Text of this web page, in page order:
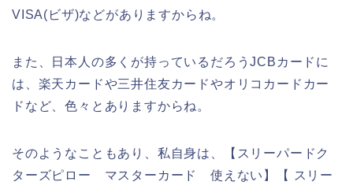
VISA(ビザ)などがありますからね。
また、日本人の多くが持っているだろうJCBカードに
は、楽天カードや三井住友カードやオリコカードカー
ドなど、色々とありますからね。
そのようなこともあり、私自身は、【スリーパードク
ターズピロー マスターカード 使えない】【 スリー